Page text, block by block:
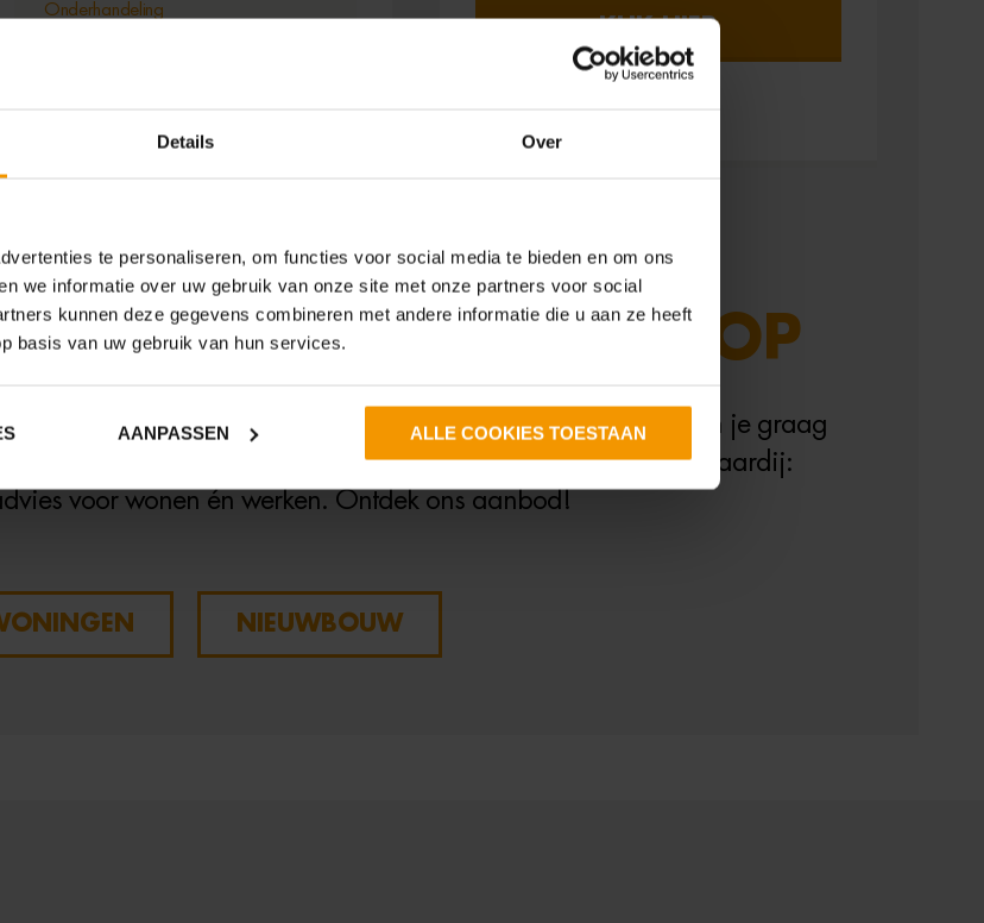
Details Over
te personaliseren, om functies voor social media te bieden en om ons
we informatie over uw gebruik van onze site met onze partners voor social
kunnen deze gegevens combineren met andere informatie die u aan ze heeft
basis van uw gebruik van hun services.
AANPASSEN ALLE COOKIES TOESTAAN
Onderhandeling
KLIK HIER
IN DE NOORDKOP
werken. De Kop van Noord-Hollandheeft het. Wij helpen je graag
beste bedrijfspand voor jouw onderneming. Warnars Makelaardij:
voor wonen én werken. Ontdek ons aanbod!
NIEUWBOUW